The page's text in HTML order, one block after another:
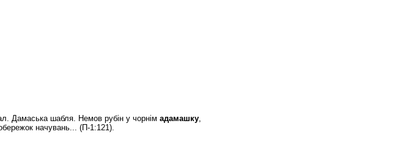
Дамаська шабля. Немов рубін у чорнім адамашку,
начувань... (П-1:121).